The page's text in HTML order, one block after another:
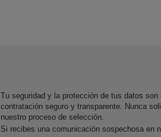
Tu seguridad y la protección de tus datos
contratación seguro y transparente. Nunca
nuestro proceso de selección.
Si recibes una comunicación sospechosa en